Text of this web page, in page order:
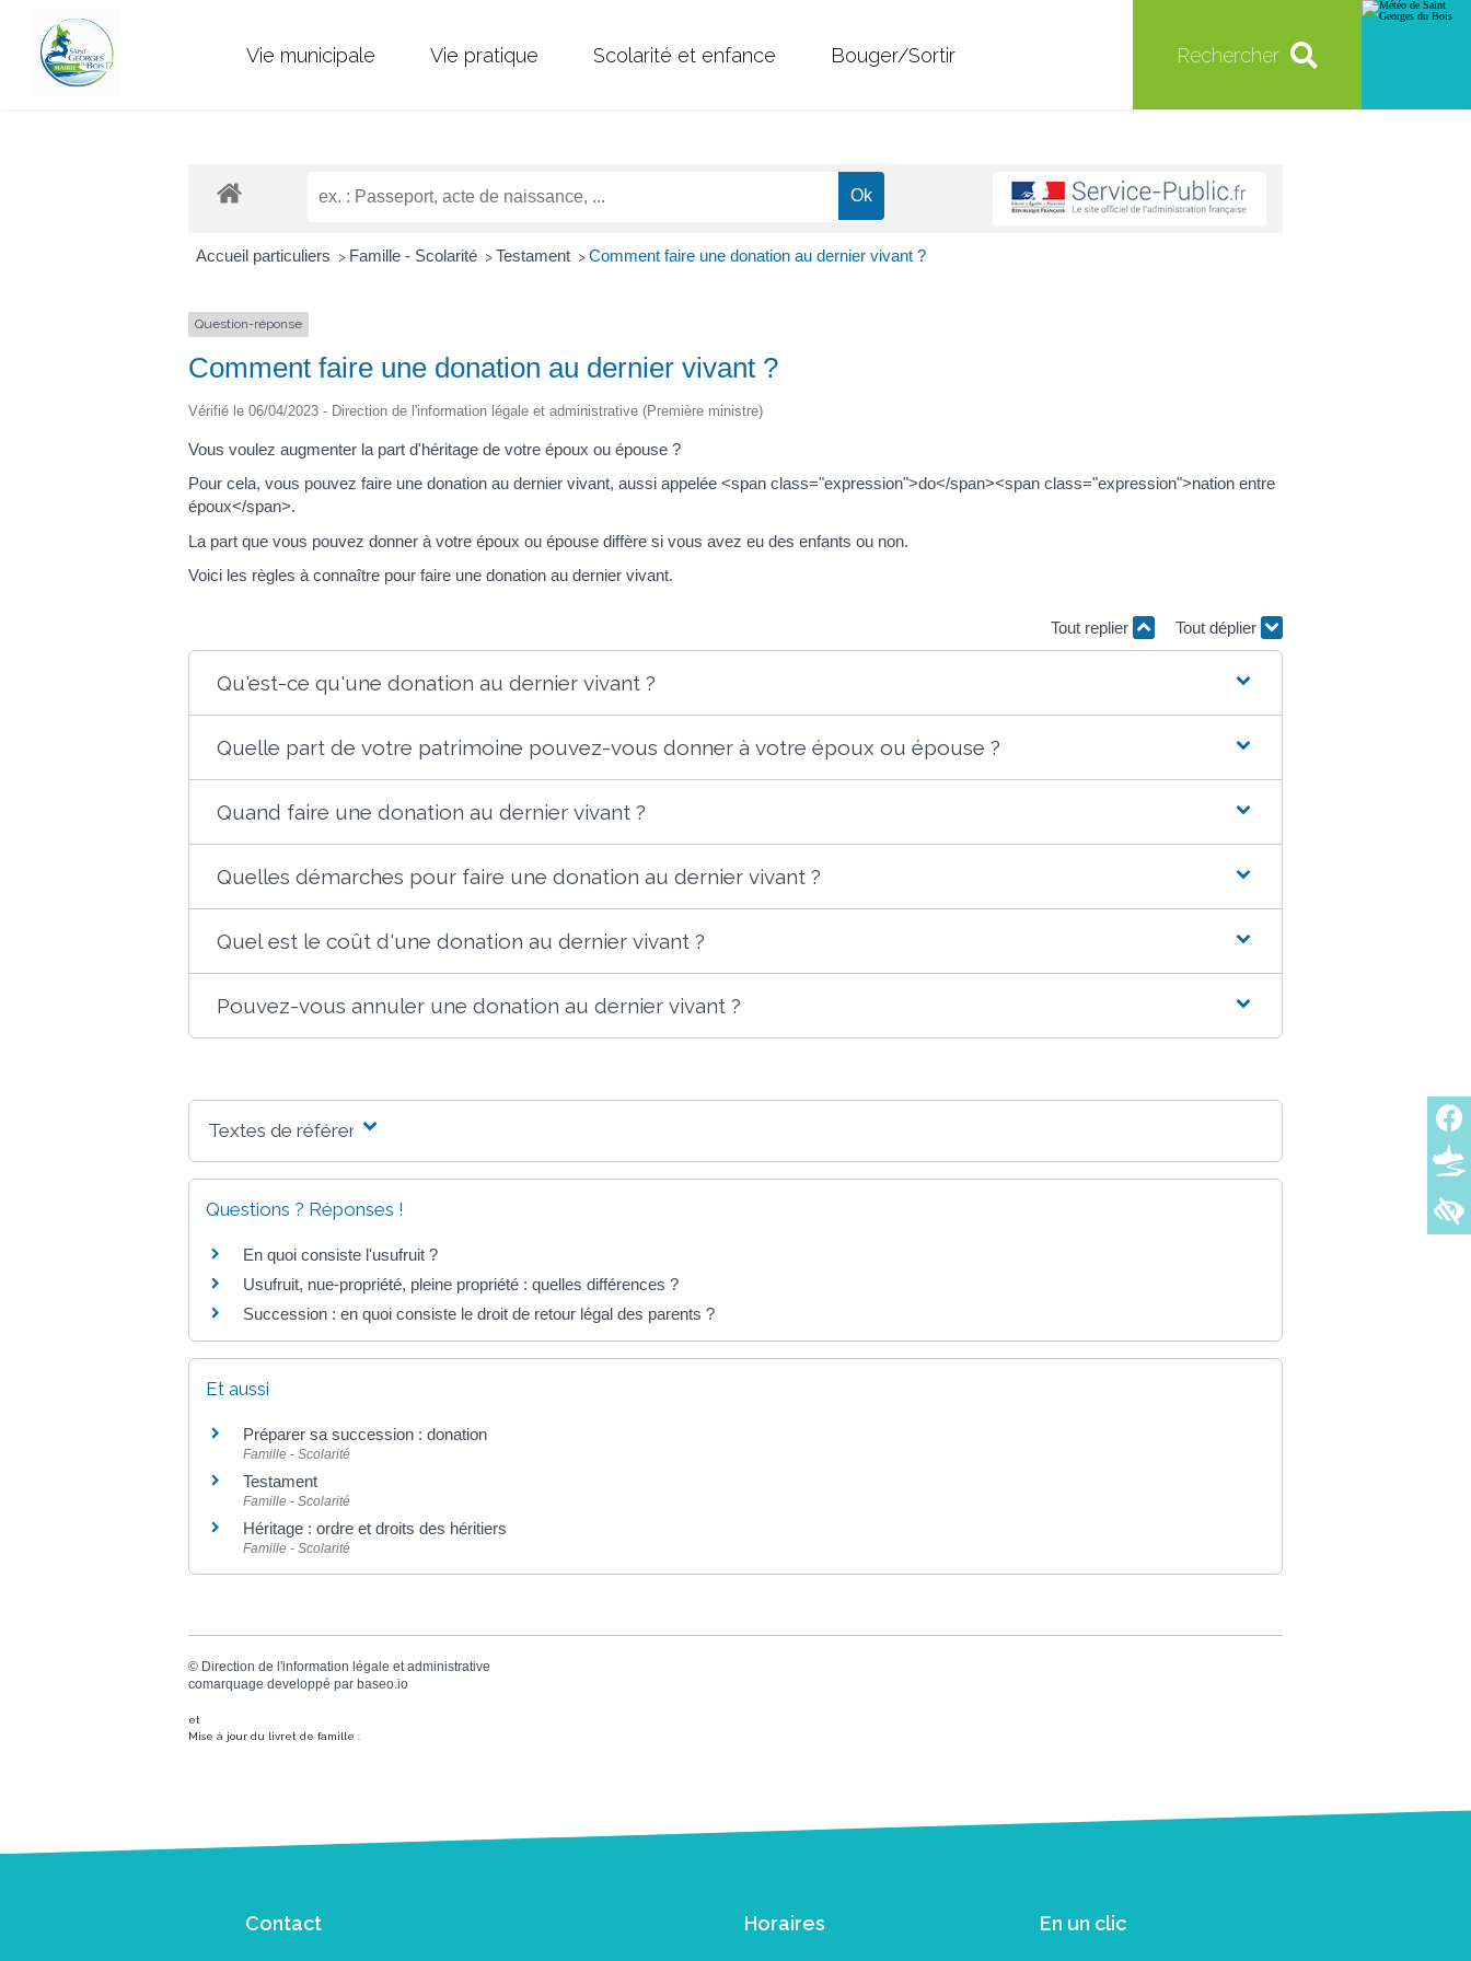
Vie municipale Vie pratique Scolarité et enfance Bouger/Sortir Rechercher
Accueil particuliers > Famille - Scolarité > Testament > Comment faire une donation au dernier vivant ?
Question-réponse
Comment faire une donation au dernier vivant ?
Vérifié le 06/04/2023 - Direction de l'information légale et administrative (Première ministre)
Vous voulez augmenter la part d'héritage de votre époux ou épouse ?
Pour cela, vous pouvez faire une donation au dernier vivant, aussi appelée <span class="expression">do</span><span class="expression">nation entre
époux</span>.
La part que vous pouvez donner à votre époux ou épouse diffère si vous avez eu des enfants ou non.
Voici les règles à connaître pour faire une donation au dernier vivant.
Tout replier Tout déplier
Qu'est-ce qu'une donation au dernier vivant ?
Quelle part de votre patrimoine pouvez-vous donner à votre époux ou épouse ?
Quand faire une donation au dernier vivant ?
Quelles démarches pour faire une donation au dernier vivant ?
Quel est le coût d'une donation au dernier vivant ?
Pouvez-vous annuler une donation au dernier vivant ?
Textes de référence
Questions ? Réponses !
En quoi consiste l'usufruit ?
Usufruit, nue-propriété, pleine propriété : quelles différences ?
Succession : en quoi consiste le droit de retour légal des parents ?
Et aussi
Préparer sa succession : donation
Famille - Scolarité
Testament
Famille - Scolarité
Héritage : ordre et droits des héritiers
Famille - Scolarité
© Direction de l'information légale et administrative
comarquage developpé par baseo.io
et
Mise à jour du livret de famille :
Contact Horaires En un clic